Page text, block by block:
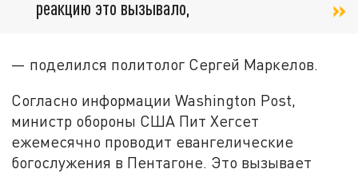
реакцию это вызывало,
— поделился политолог Сергей Маркелов.
Согласно информации Washington Post,
министр обороны США Пит Хегсет
ежемесячно проводит евангелические
богослужения в Пентагоне. Это вызывает